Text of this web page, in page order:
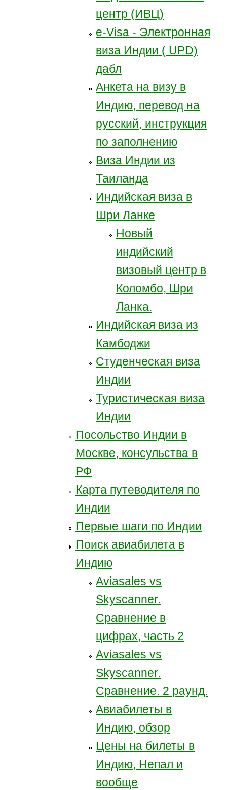
центр (ИВЦ)
e-Visa - Электронная
виза Индии ( UPD)
дабл
Анкета на визу в
Индию, перевод на
русский, инструкция
по заполнению
Виза Индии из
Таиланда
Индийская виза в
Шри Ланке
Новый
индийский
визовый центр в
Коломбо, Шри
Ланка.
Индийская виза из
Камбоджи
Студенческая виза
Индии
Туристическая виза
Индии
Посольство Индии в
Москве, консульства в
РФ
Карта путеводителя по
Индии
Первые шаги по Индии
Поиск авиабилета в
Индию
Aviasales vs
Skyscanner.
Сравнение в
цифрах, часть 2
Aviasales vs
Skyscanner.
Сравнение. 2 раунд.
Авиабилеты в
Индию, обзор
Цены на билеты в
Индию, Непал и
вообще